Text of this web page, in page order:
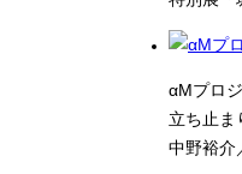
αMプロ
立ち止ま
中野裕介